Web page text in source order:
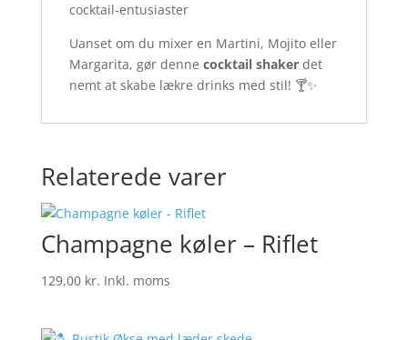
cocktail-entusiaster
Uanset om du mixer en Martini, Mojito eller
Margarita, gør denne cocktail shakerdet
nemt at skabe lækre drinks med stil! 🍸✨
Relaterede varer
Champagne køler – Riflet
129,00 kr. Inkl. moms